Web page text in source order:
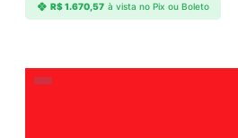
R$1.670,57 à vista no Pix ou Boleto